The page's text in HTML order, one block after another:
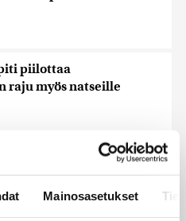
Mainosasetukset
piilottaa
raju myös natseille
– valtionmedia